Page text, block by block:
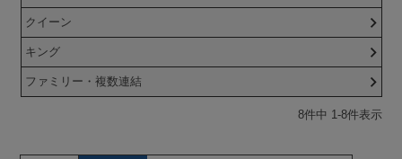
クイーン
キング
ファミリー・複数連結
8件中 1-8件表示